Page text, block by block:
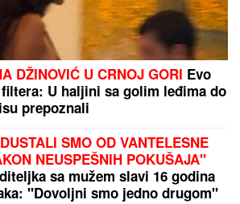
DŽINOVIĆ U CRNOJ GORI Evo
U haljini sa golim leđima do
prepoznali
SMO OD VANTELESNE
NEUSPEŠNIH POKUŠAJA"
sa mužem slavi 16 godina
"Dovoljni smo jedno drugom"